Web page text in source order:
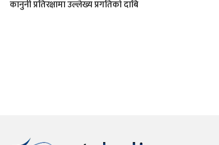
कानुनी प्रतिरक्षामा उल्लेख्य प्रगतिको दाबि